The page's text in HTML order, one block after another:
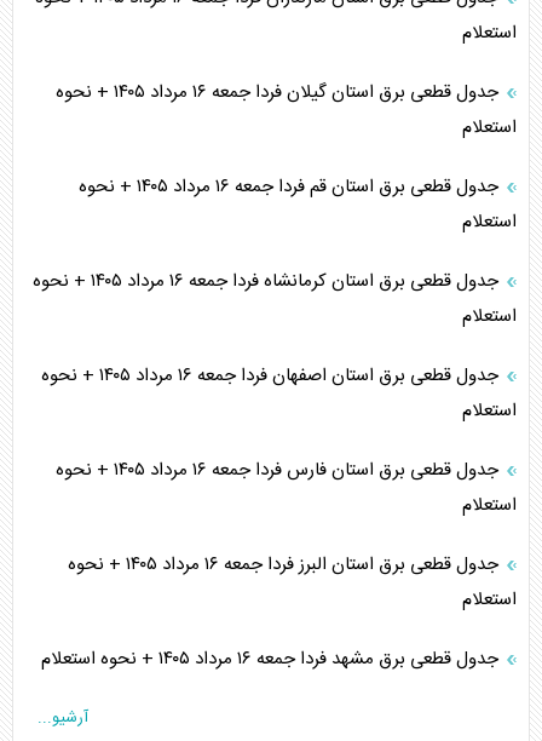
استعلام
جدول قطعی برق استان گیلان فردا جمعه ۱۶ مرداد ۱۴۰۵ + نحوه
استعلام
جدول قطعی برق استان قم فردا جمعه ۱۶ مرداد ۱۴۰۵ + نحوه
استعلام
جدول قطعی برق استان کرمانشاه فردا جمعه ۱۶ مرداد ۱۴۰۵ + نحوه
استعلام
جدول قطعی برق استان اصفهان فردا جمعه ۱۶ مرداد ۱۴۰۵ + نحوه
استعلام
جدول قطعی برق استان فارس فردا جمعه ۱۶ مرداد ۱۴۰۵ + نحوه
استعلام
جدول قطعی برق استان البرز فردا جمعه ۱۶ مرداد ۱۴۰۵ + نحوه
استعلام
جدول قطعی برق مشهد فردا جمعه ۱۶ مرداد ۱۴۰۵ + نحوه استعلام
آرشیو...